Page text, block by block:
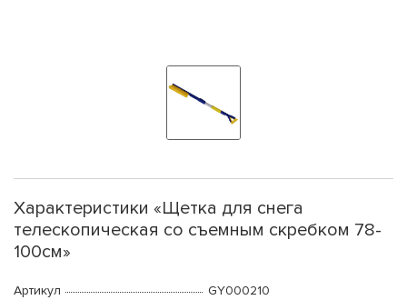
Характеристики «Щетка для снега
телескопичеcкая со съемным скребком 78-
100см»
Артикул
GY000210